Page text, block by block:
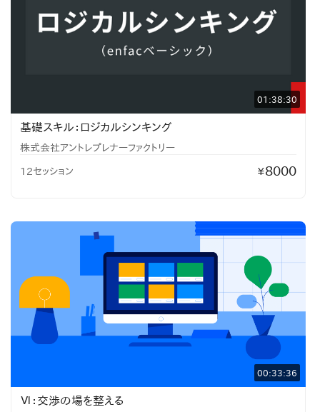
01:38:30
基礎スキル：ロジカルシンキング
株式会社アントレプレナーファクトリー
12セッション ¥8000
00:33:36
Ⅵ：交渉の場を整える